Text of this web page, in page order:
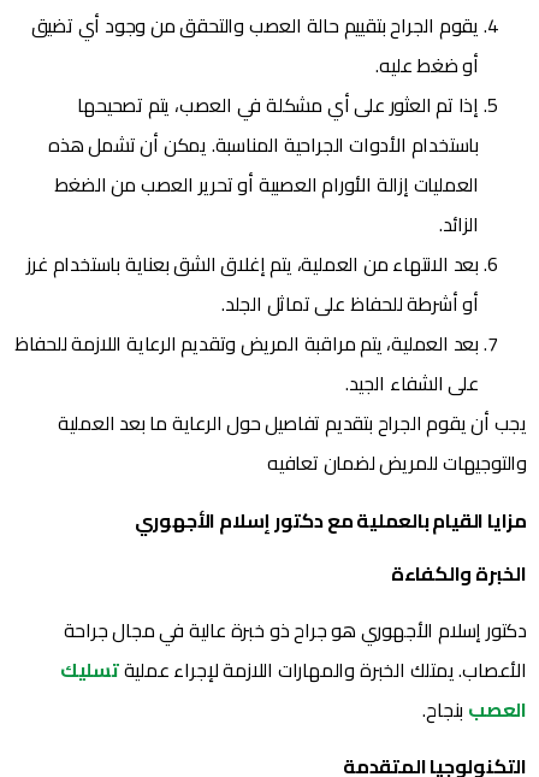
يقوم الجراح بتقييم حالة العصب والتحقق من وجود أي تضيق
أو ضغط عليه.
إذا تم العثور على أي مشكلة في العصب، يتم تصحيحها
باستخدام الأدوات الجراحية المناسبة. يمكن أن تشمل هذه
العمليات إزالة الأورام العصبية أو تحرير العصب من الضغط
الزائد.
بعد الانتهاء من العملية، يتم إغلاق الشق بعناية باستخدام غرز
أو أشرطة للحفاظ على تماثل الجلد.
بعد العملية، يتم مراقبة المريض وتقديم الرعاية اللازمة للحفاظ
على الشفاء الجيد.
يجب أن يقوم الجراح بتقديم تفاصيل حول الرعاية ما بعد العملية
والتوجيهات للمريض لضمان تعافيه
مزايا القيام بالعملية مع دكتور إسلام الأجهوري
الخبرة والكفاءة
دكتور إسلام الأجهوري هو جراح ذو خبرة عالية في مجال جراحة
الأعصاب. يمتلك الخبرة والمهارات اللازمة لإجراء عمليةتسليك
العصببنجاح.
التكنولوجيا المتقدمة